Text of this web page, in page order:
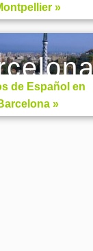
»
de Español en
»